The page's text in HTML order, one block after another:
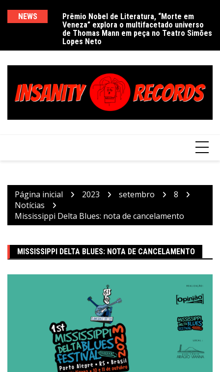
NEWS
Prêmio Nobel de Literatura, “Morte em
Veneza” explora o multifacetado universo
de Thomas Mann em peça no Teatro Simões
Lopes Neto
Página inicial 2023 setembro
8
Notícias
Mississippi Delta Blues: nota de cancelamento
MISSISSIPPI DELTA BLUES: NOTA DE CANCELAMENTO